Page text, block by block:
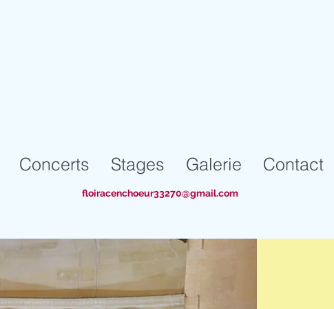
floiracenchoeur33270@gmail.com
Concerts Stages Galerie Contact